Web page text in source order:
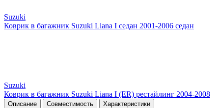
Suzuki
Коврик в багажник Suzuki Liana I седан 2001-2006 седан
Suzuki
Коврик в багажник Suzuki Liana I (ER) рестайлинг 2004-2008
Описание Совместимость Характеристики